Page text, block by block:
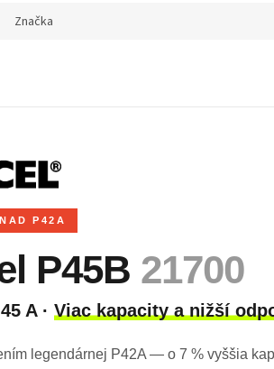
Značka
P42A
P45B 21700
A · Viac kapacity a nižší
legendárnej P42A — o 7 % vyššia